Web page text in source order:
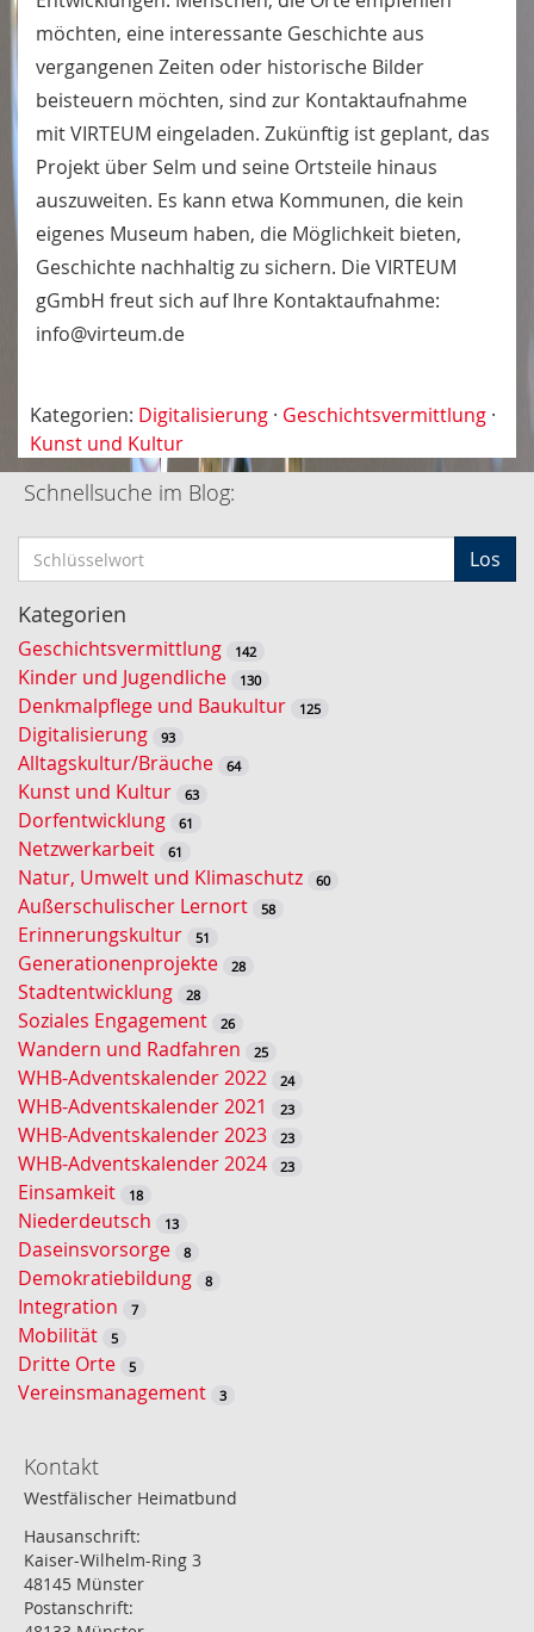
möchten, eine interessante Geschichte aus
vergangenen Zeiten oder historische Bilder
beisteuern möchten, sind zur Kontaktaufnahme
mit VIRTEUM eingeladen. Zukünftig ist geplant, das
Projekt über Selm und seine Ortsteile hinaus
auszuweiten. Es kann etwa Kommunen, die kein
eigenes Museum haben, die Möglichkeit bieten,
Geschichte nachhaltig zu sichern. Die VIRTEUM
gGmbH freut sich auf Ihre Kontaktaufnahme:
info@virteum.de
Kategorien: Digitalisierung · Geschichtsvermittlung ·
Kunst und Kultur
Schnellsuche im Blog:
c
h
ü
s
s
e
l
w
o
r
t
-
S
u
c
h
e
Los
Kategorien
Geschichtsvermittlung 142
Kinder und Jugendliche 130
Denkmalpflege und Baukultur 125
Digitalisierung 93
Alltagskultur/Bräuche 64
Kunst und Kultur 63
Dorfentwicklung 61
Netzwerkarbeit 61
Natur, Umwelt und Klimaschutz 60
Außerschulischer Lernort 58
Erinnerungskultur 51
Generationenprojekte 28
Stadtentwicklung 28
Soziales Engagement 26
Wandern und Radfahren 25
WHB-Adventskalender 2022 24
WHB-Adventskalender 2021 23
WHB-Adventskalender 2023 23
WHB-Adventskalender 2024 23
Einsamkeit 18
Niederdeutsch 13
Daseinsvorsorge 8
Demokratiebildung 8
Integration 7
Mobilität 5
Dritte Orte 5
Vereinsmanagement 3
Kontakt
Westfälischer Heimatbund
Hausanschrift:
Kaiser-Wilhelm-Ring 3
48145 Münster
Postanschrift: